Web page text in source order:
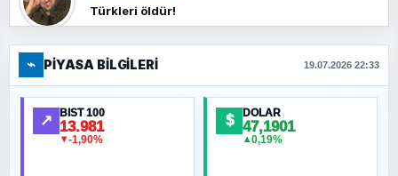
Türkleri öldür!
FERHAT BÜYÜKKALKAN
Ankara Zirvesi: NATO Toplantısı mı, Yeni
Ortadoğu Haritasının Provası mı?
⌁ PIYASA BILGILERI 19.07.2026 22:33
↗ BIST 100
13.981
▼-1,90%
$ DOLAR
47,1901
▲0,19%